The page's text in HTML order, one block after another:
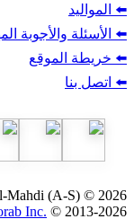
⬅️ المواليد
⬅️ الأسئلة والأجوبة
⬅️ خريطة الموقع
⬅️ اتصل بنا
Mahdi (A-S) © 2026
Inc. © 2013-2026